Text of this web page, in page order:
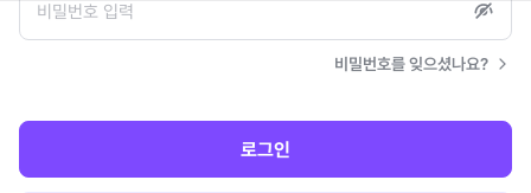
비밀번호를 잊으셨나요?
로그인